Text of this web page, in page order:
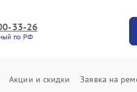
33-26
по РФ
Акции и скидки Заявка на